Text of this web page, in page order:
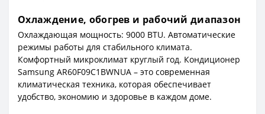
Охлаждение, обогрев и рабочий диапазон
Охлаждающая мощность: 9000 BTU. Автоматические
режимы работы для стабильного климата.
Комфортный микроклимат круглый год. Кондиционер
Samsung AR60F09C1BWNUA – это современная
климатическая техника, которая обеспечивает
удобство, экономию и здоровье в каждом доме.